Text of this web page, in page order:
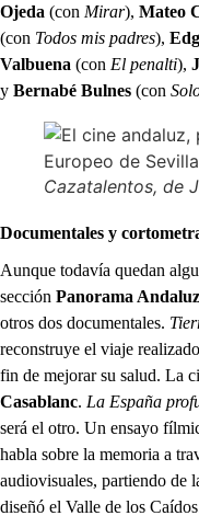
Ojeda (con Mirar), Mateo
(con Todos mis padres),
Valbuena (con El penalti),
y Bernabé Bulnes (con
Cazatalentos, de
Documentales y
Aunque todavía quedan
sección Panorama Andaluz
otros dos documentales.
reconstruye el viaje
fin de mejorar su salud. La
Casablanc. La España
será el otro. Un ensayo
habla sobre la memoria a
audiovisuales, partiendo de
diseñó el Valle de los